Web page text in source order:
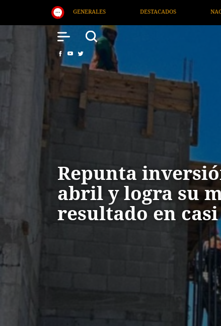
NACIONAL SALUD
Repunta
abril y logra su
resultado en